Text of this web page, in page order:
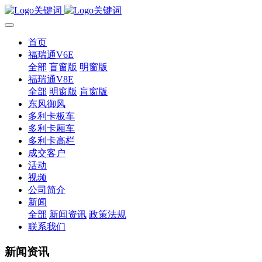
首页
福瑞通V6E
全部 盲窗版 明窗版
福瑞通V8E
全部 明窗版 盲窗版
东风御风
多利卡板车
多利卡厢车
多利卡高栏
成交客户
活动
视频
公司简介
新闻
全部 新闻资讯 政策法规
联系我们
新闻资讯